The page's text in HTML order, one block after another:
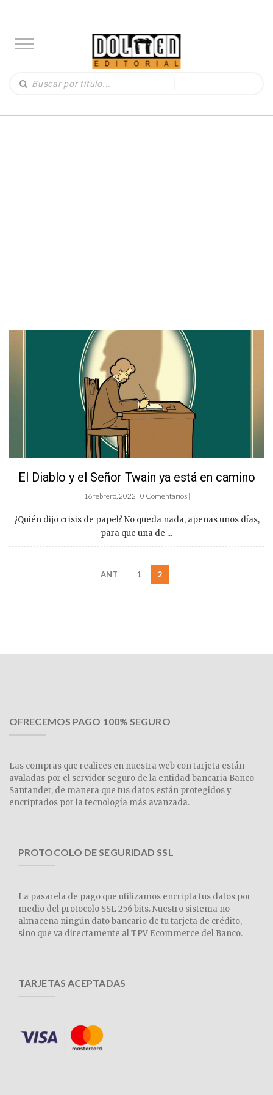
El Diablo y el Señor Twain ya está en camino
16 febrero, 2022 | 0 Comentarios |
¿Quién dijo crisis de papel? No queda nada, apenas unos días,
para que una de ...
ANT 1 2
OFRECEMOS PAGO 100% SEGURO
Las compras que realices en nuestra web con tarjeta están
avaladas por el servidor seguro de la entidad bancaria Banco
Santander, de manera que tus datos están protegidos y
encriptados por la tecnología más avanzada.
PROTOCOLO DE SEGURIDAD SSL
La pasarela de pago que utilizamos encripta tus datos por
medio del protocolo SSL 256 bits. Nuestro sistema no
almacena ningún dato bancario de tu tarjeta de crédito,
sino que va directamente al TPV Ecommerce del Banco.
TARJETAS ACEPTADAS